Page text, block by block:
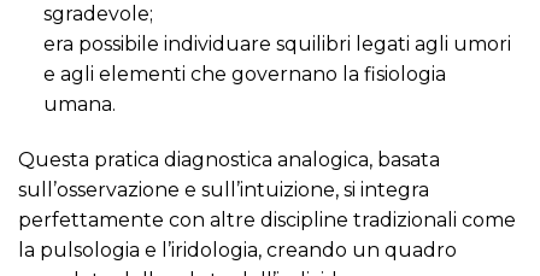
sgradevole;
era possibile individuare squilibri legati agli umori
e agli elementi che governano la fisiologia
umana.
Questa pratica diagnostica analogica, basata
sull’osservazione e sull’intuizione, si integra
perfettamente con altre discipline tradizionali come
la pulsologia e l’iridologia, creando un quadro